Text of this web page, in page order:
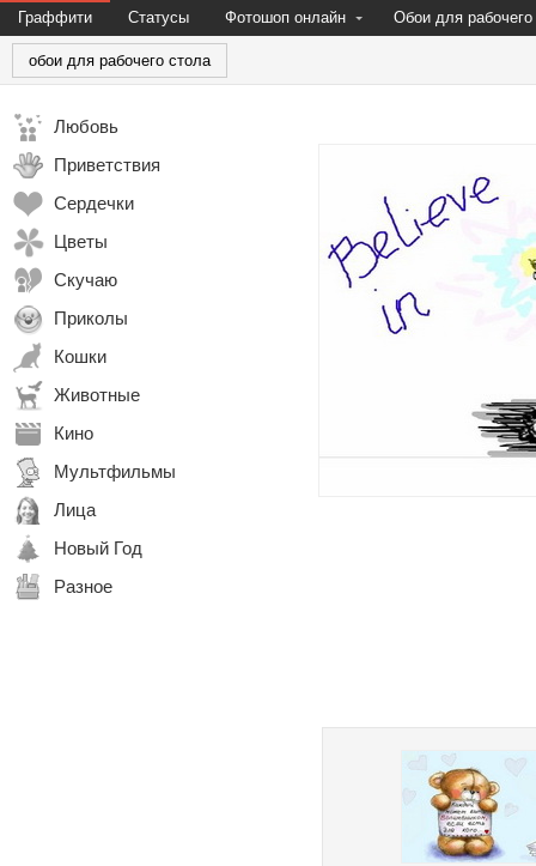
Граффити Статусы Фотошоп онлайн Обои для рабочего
обои для рабочего стола
Любовь
Приветствия
Сердечки
Цветы
Скучаю
Приколы
Кошки
Животные
Кино
Мультфильмы
Лица
Новый Год
Разное